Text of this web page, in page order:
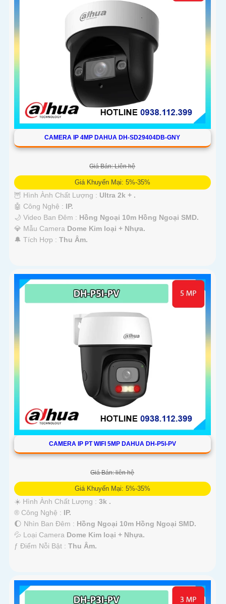
CAMERA IP 4MP DAHUA DH-SD29404DB-GNY
Giá Bán: Liên hệ
Giá Khuyến Mại: 5%-35%
🦉 Hình Ành Chất Lượng : Ultra 2k + .
🤖️ Công Nghệ : IP.
🌙 Video Ban Đêm : Hồng Ngoại 10m Hồng Ngoại SMD.
💎 Mẫu Camera Dome Kim loại + Nhựa.
️🔔 Tích Hợp : Thu Âm.
CAMERA IP PT WIFI 5MP DAHUA DH-P5I-PV
Giá Bán: liên hệ
Giá Khuyến Mại: 5%-35%
☀️ Hình Ành Chất Lượng : 3k .
®️ Công Nghệ : IP.
🌔 Nhìn Ban Đêm : Hồng Ngoại 10m Hồng Ngoại SMD.
💦 Loại Camera Dome Kim loại + Nhựa.
️ƒ Điểm Nỗi Bật : Thu Âm.